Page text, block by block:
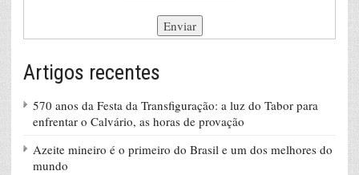
Artigos recentes
570 anos da Festa da Transfiguração: a luz do Tabor para
enfrentar o Calvário, as horas de provação
Azeite mineiro é o primeiro do Brasil e um dos melhores do
mundo